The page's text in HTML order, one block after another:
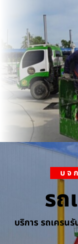
บจ
รถ
บริการ รถเครนรั